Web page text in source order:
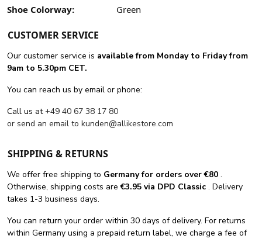
Shoe Colorway:
Green
CUSTOMER SERVICE
Our customer service is available from Monday to Friday from
9am to 5.30pm CET.
You can reach us by email or phone:
Call us at+49 40 67 38 17 80
or send an email to kunden@allikestore.com
SHIPPING & RETURNS
We offer free shipping to Germany for orders over €80 .
Otherwise, shipping costs are€3.95 via DPD Classic . Delivery
takes 1-3 business days.
You can return your order within 30 days of delivery. For returns
within Germany using a prepaid return label, we charge a fee of